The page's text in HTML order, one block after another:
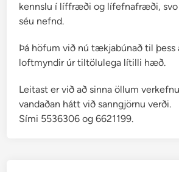
kennslu í líffræði og lífefnafræði,
séu nefnd.
Þá höfum við nú tækjabúnað til þess
loftmyndir úr tiltölulega lítilli hæð.
Leitast er við að sinna öllum
vandaðan hátt við sanngjörnu verði.
Sími 5536306 og 6621199.